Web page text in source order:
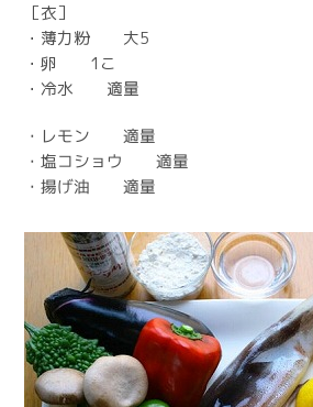
［衣］
・薄力粉 大5
・卵 1こ
・冷水 適量
・レモン 適量
・塩コショウ 適量
・揚げ油 適量